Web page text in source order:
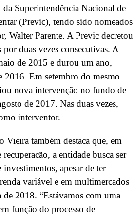
Superintendência Nacional de
(Previc), tendo sido nomeados
Walter Parente. A Previc decretou
duas vezes consecutivas. A
de 2015 e durou um ano,
2016. Em setembro do mesmo
nova intervenção no fundo de
de 2017. Nas duas vezes,
interventor.
Vieira também destaca que, em
a entidade busca ser
apesar de ter
variável e em multimercados
2018. “Estávamos com uma
função do processo de